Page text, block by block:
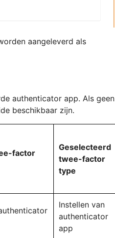
aangeleverd als
authenticator app. Als geen
beschikbaar zijn.
factor
Geselecteerd
twee-factor
type
Instellen van
authenticator
app